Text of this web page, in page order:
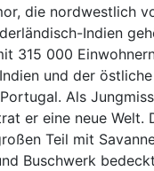
die nordwestlich
Indien
315 000
und der
Als
er eine neue Welt.
Teil mit
Buschwerk